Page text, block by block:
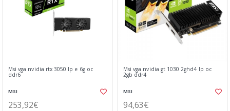
Msi vga nvidia rtx 3050 lp e 6g oc
ddr6
MSI
253,92€
Msi vga nvidia gt 1030 2ghd4 lp oc
2gb ddr4
MSI
94,63€